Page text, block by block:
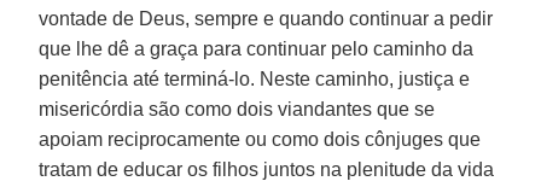
vontade de Deus, sempre e quando continuar a pedir
que lhe dê a graça para continuar pelo caminho da
penitência até terminá-lo. Neste caminho, justiça e
misericórdia são como dois viandantes que se
apoiam reciprocamente ou como dois cônjuges que
tratam de educar os filhos juntos na plenitude da vida